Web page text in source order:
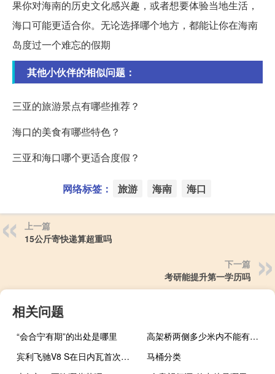
果你对海南的历史文化感兴趣，或者想要体验当地生活，
海口可能更适合你。无论选择哪个地方，都能让你在海南
岛度过一个难忘的假期
其他小伙伴的相似问题：
三亚的旅游景点有哪些推荐？
海口的美食有哪些特色？
三亚和海口哪个更适合度假？
网络标签： 旅游 海南 海口
上一篇
15公斤寄快递算超重吗
下一篇
考研能提升第一学历吗
相关问题
“会合宁有期”的出处是哪里
高架桥两侧多少米内不能有房屋
宾利飞驰V8 S在日内瓦首次亮相
马桶分类